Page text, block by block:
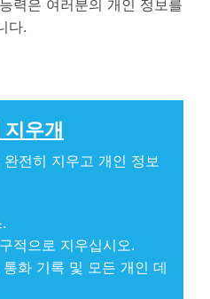
력은 여러분의 개인 정보를
다.
우개
전히 지우고 개인 정보
적으로 지우십시오.
화 기록 및 모든 개인 데